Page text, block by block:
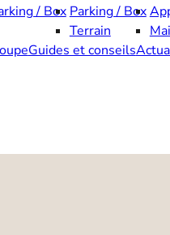
/ Box Parking / Box
Terrain
Guides et conseils